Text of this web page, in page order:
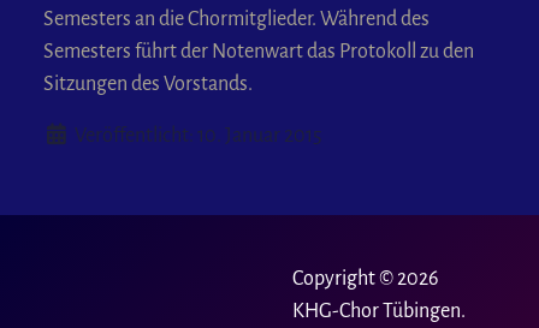
Semesters an die Chormitglieder. Während des
Semesters führt der Notenwart das Protokoll zu den
Sitzungen des Vorstands.
DetailsVeröffentlicht: 10. Januar 2015
Copyright © 2026
KHG-Chor Tübingen.